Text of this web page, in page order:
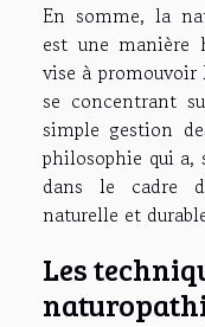
En somme, la
est une manière
vise à
se concentrant
simple gestion
philosophie qui a,
dans le cadre
naturelle et
Les